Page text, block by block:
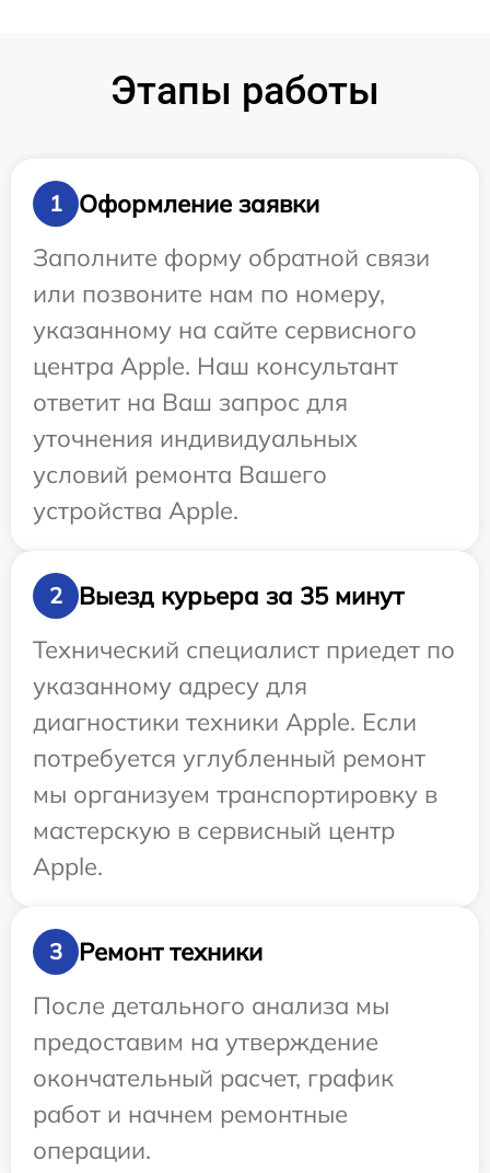
Этапы работы
1
Оформление заявки
Заполните форму обратной связи
или позвоните нам по номеру,
указанному на сайте сервисного
центра Apple. Наш консультант
ответит на Ваш запрос для
уточнения индивидуальных
условий ремонта Вашего
устройства Apple.
2
Выезд курьера за 35 минут
Технический специалист приедет по
указанному адресу для
диагностики техники Apple. Если
потребуется углубленный ремонт
мы организуем транспортировку в
мастерскую в сервисный центр
Apple.
3
Ремонт техники
После детального анализа мы
предоставим на утверждение
окончательный расчет, график
работ и начнем ремонтные
операции.